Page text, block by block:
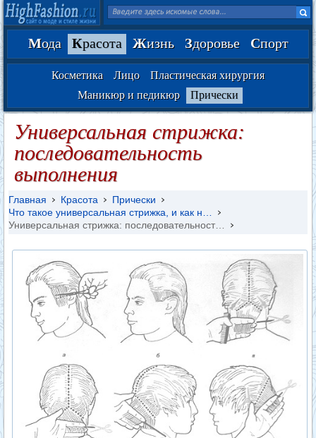
Мода Красота Жизнь Здоровье Спорт
Косметика Лицо
Пластическая хирургия
Маникюр и педикюр
Прически
Универсальная стрижка:
последовательность
выполнения
Главная Красота
Прически
Что такое универсальная стрижка, и как н…
Универсальная стрижка: последовательност…